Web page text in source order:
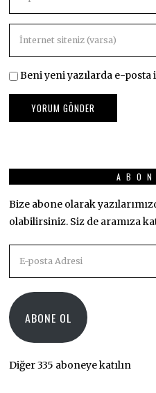
Beni yeni yazılarda e-
Bize abone olarak
olabilirsiniz. Siz de aramıza
posta
ABONE OL
Diğer 335 aboneye katılın